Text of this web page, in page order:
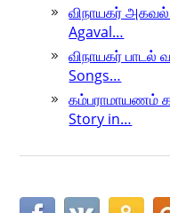
விநாயகர்
Agaval…
விநாயகர் பாடல்
Songs…
கம்பராமாயணம்
Story in…